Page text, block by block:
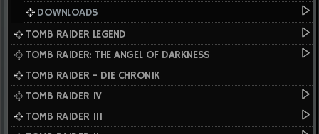
DOWNLOADS
TOMB RAIDER LEGEND
TOMB RAIDER: THE ANGEL OF DARKNESS
TOMB RAIDER - DIE CHRONIK
TOMB RAIDER IV
TOMB RAIDER III